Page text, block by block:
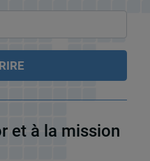
et à la mission